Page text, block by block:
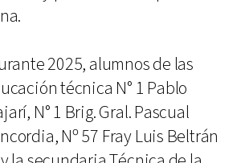
2025, alumnos de las
técnica N° 1 Pablo
N° 1 Brig. Gral. Pascual
Nº 57 Fray Luis Beltrán